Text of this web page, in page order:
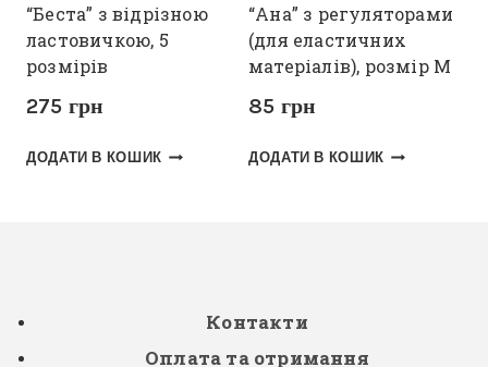
“Беста” з відрізною
ластовичкою, 5
розмірів
275 грн
ДОДАТИ В КОШИК
“Ана” з регуляторами
(для еластичних
матеріалів), розмір M
85 грн
ДОДАТИ В КОШИК
Контакти
Оплата та отримання